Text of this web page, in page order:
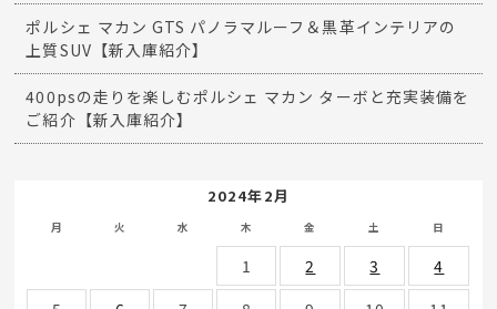
ポルシェ マカン GTS パノラマルーフ＆黒革インテリアの
上質SUV【新入庫紹介】
400psの走りを楽しむポルシェ マカン ターボと充実装備を
ご紹介【新入庫紹介】
2024年2月
月 火 水 木 金 土 日
1 2 3
4